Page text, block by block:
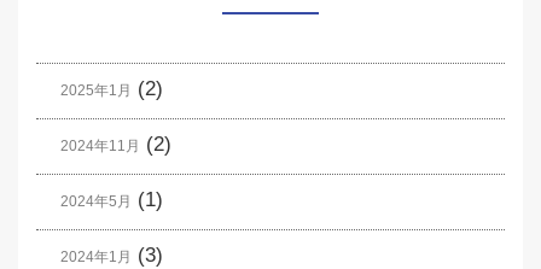
2025年1月 (2)
2024年11月 (2)
2024年5月 (1)
2024年1月 (3)